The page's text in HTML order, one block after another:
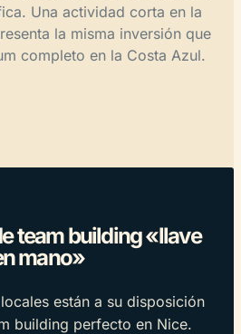
Una actividad corta en la
la misma inversión que
completo en la Costa Azul.
team building «llave
mano»
están a su disposición
building perfecto en Nice.